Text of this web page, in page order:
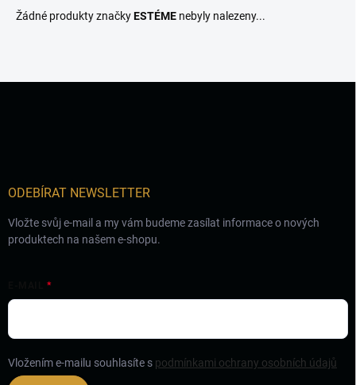
Žádné produkty značkyESTÉME nebyly nalezeny...
ODEBÍRAT NEWSLETTER
Vložte svůj e-mail a my vám budeme zasílat informace o nových
produktech na našem e-shopu.
Vložením e-mailu souhlasíte s podmínkami ochrany osobních údajů